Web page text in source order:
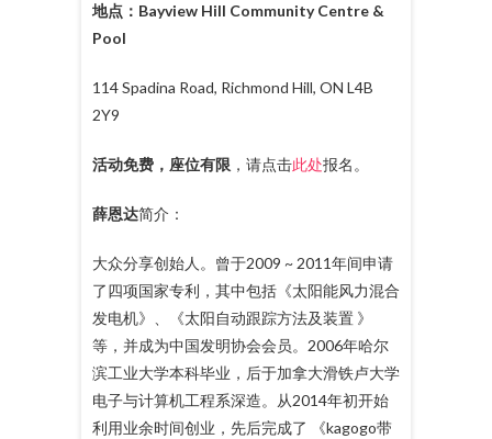
地点： Bayview Hill Community Centre &
Pool
114 Spadina Road, Richmond Hill, ON L4B
2Y9
活动免费，座位有限 ，请点击此处报名。
薛恩达简介：
大众分享创始人。曾于2009 ~ 2011年间申请
了四项国家专利，其中包括《太阳能风力混合
发电机》、《太阳自动跟踪方法及装置 》
等，并成为中国发明协会会员。2006年哈尔
滨工业大学本科毕业，后于加拿大滑铁卢大学
电子与计算机工程系深造。从2014年初开始
利用业余时间创业，先后完成了 《kagogo带